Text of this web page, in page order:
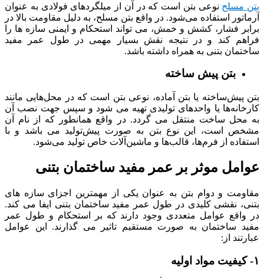
بتن مسلح نوعی بتن است که در آن از میلگردهای فولادی به عنوان
آرماتور استفاده می‌شود. در واقع بتن مسلح، به دلیل مقاومت بالا در
برابر فشار، کشش و خمش، می تواند استحکام و ایمنی سازه ها را
فراهم کند و در نتیجه نقش بسیار مهمی در طول عمر مفید
ساختمان‌ بتنی به همراه داشته باشد.
بتن پیش ساخته
بتن پیش‌ساخته یا بتن آماده، نوعی بتن است که در محل‌هایی مانند
کارخانه‌ها یا واحدهای تولیدی تهیه می شود و سپس جهت نصب آن
به محل ساخت منتقل می گردد. در واقع همانطور که از نام آن
مشخص است، این نوع بتن به صورت پیش‌تولید می باشد و با
استفاده از فرم‌ها، قالب‌ها و ماشین‌آلات خاص تولید می‌شود.
عوامل موثر بر عمر مفید ساختمان بتنی
مقاومت و دوام بتن به عنوان یکی از مهمترین اجزای سازه های
بتنی، نقشی کلیدی در طول عمر مفید ساختمان بتنی ایفا می کند.
در واقع عوامل متعددی وجود دارند که بر استحکام و طول عمر
مفید ساختمان به صورت مستقیم تاثیر می گذارند. این عوامل
عبارتند از:
۱- کیفیت مواد اولیه